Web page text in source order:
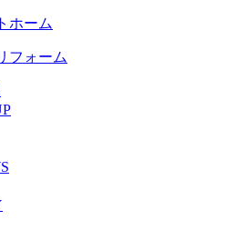
フォーム